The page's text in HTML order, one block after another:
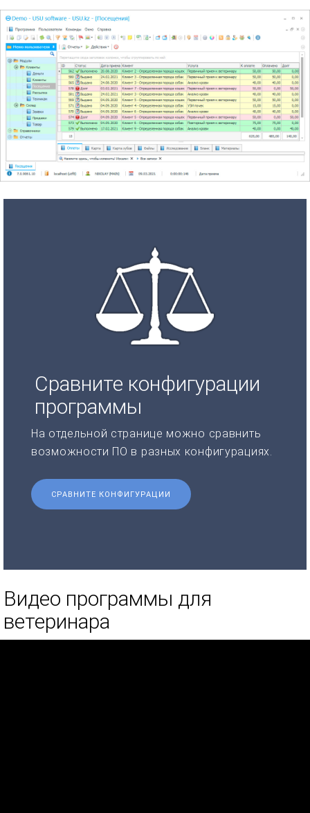
Сравните конфигурации
программы
На отдельной странице можно сравнить
возможности ПО в разных конфигурациях.
СРАВНИТЕ КОНФИГУРАЦИИ
Видео программы для
ветеринара